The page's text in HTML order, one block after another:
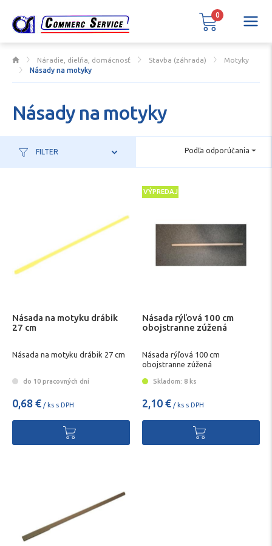
Náradie, dielňa, domácnosť Stavba (záhrada)
Motyky
Násady na motyky
Násady na motyky
FILTER Podľa odporúčania
Násada na motyku drábik
27 cm
Násada na motyku drábik 27 cm
do 10 pracovných dní
0,68 € / ks s DPH
VÝPREDAJ
Násada rýľová 100 cm
obojstranne zúžená
Násada rýľová 100 cm
obojstranne zúžená
Skladom: 8 ks
2,10 € / ks s DPH
0